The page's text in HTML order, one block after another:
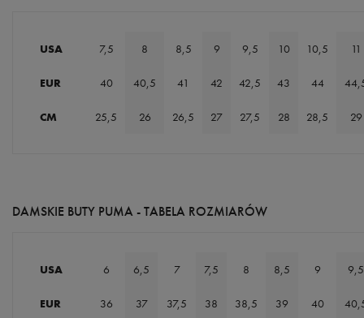
USA 7,5 8 8,5 9 9,5 10 10,5 11
EUR 40 40,5 41 42 42,5 43 44
CM 25,5 26 26,5 27 27,5 28 28,5 29
DAMSKIE BUTY PUMA - TABELA ROZMIARÓW
USA 6 6,5 7 7,5 8 8,5 9 9,5
EUR 36 37 37,5 38 38,5 39 40